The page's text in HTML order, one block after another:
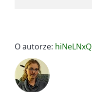
O autorze: hiNeLNxQ